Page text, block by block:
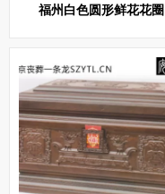
福州白色圆形鲜花花圈